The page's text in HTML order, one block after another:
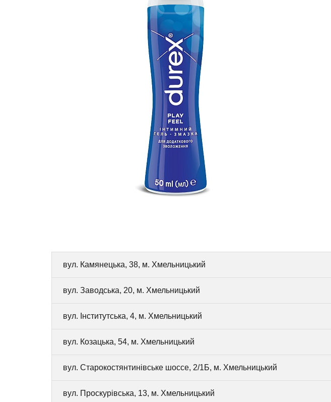
вул. Камянецька, 38, м. Хмельницький
вул. Заводська, 20, м. Хмельницький
вул. Інститутська, 4, м. Хмельницький
вул. Козацька, 54, м. Хмельницький
вул. Старокостянтинівське шоссе, 2/1Б, м. Хмельницький
вул. Проскурівська, 13, м. Хмельницький